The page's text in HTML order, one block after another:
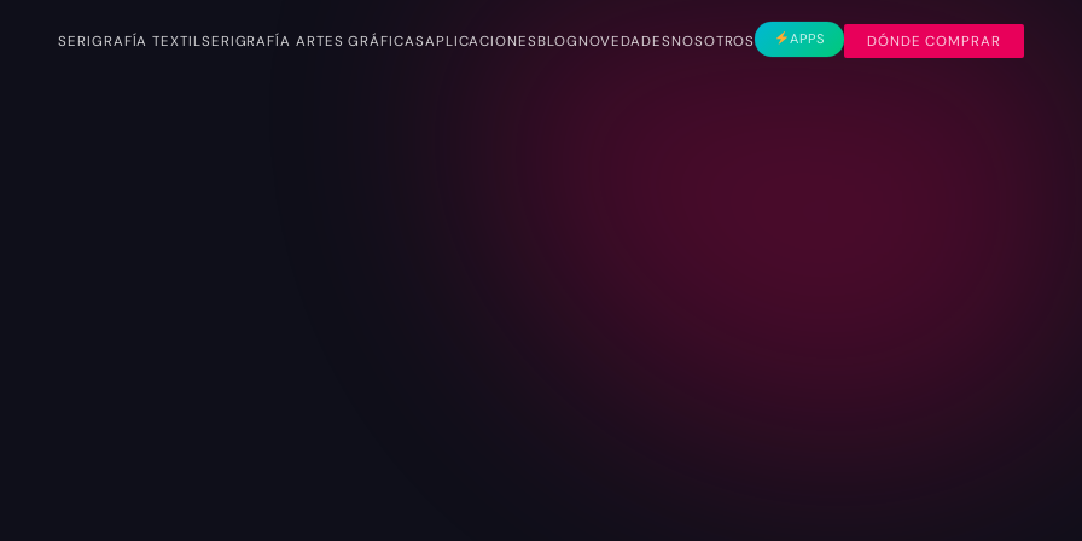
SERIGRAFÍA TEXTILSERIGRAFÍA ARTES GRÁFICASAPLICACIONESBLOGNOVEDADESNOSOTROS APPS DÓNDE COMPRAR